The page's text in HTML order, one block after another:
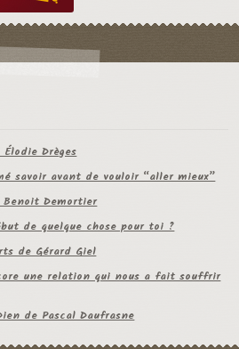
Drèges
savoir avant de vouloir “aller mieux”
Demortier
de quelque chose pour toi ?
de Gérard Giel
une relation qui nous a fait souffrir
de Pascal Daufrasne